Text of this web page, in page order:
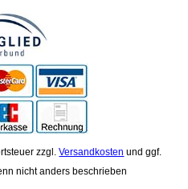
zzgl.Versandkosten und ggf.
nicht anders beschrieben